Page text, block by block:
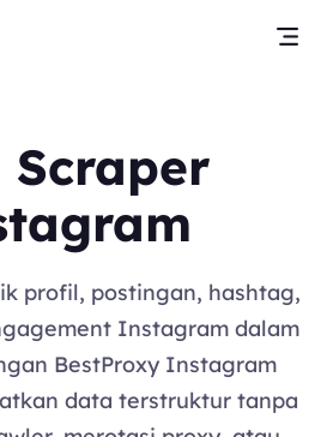
profil, postingan, hashtag,
Instagram dalam
BestProxy Instagram
data terstruktur tanpa